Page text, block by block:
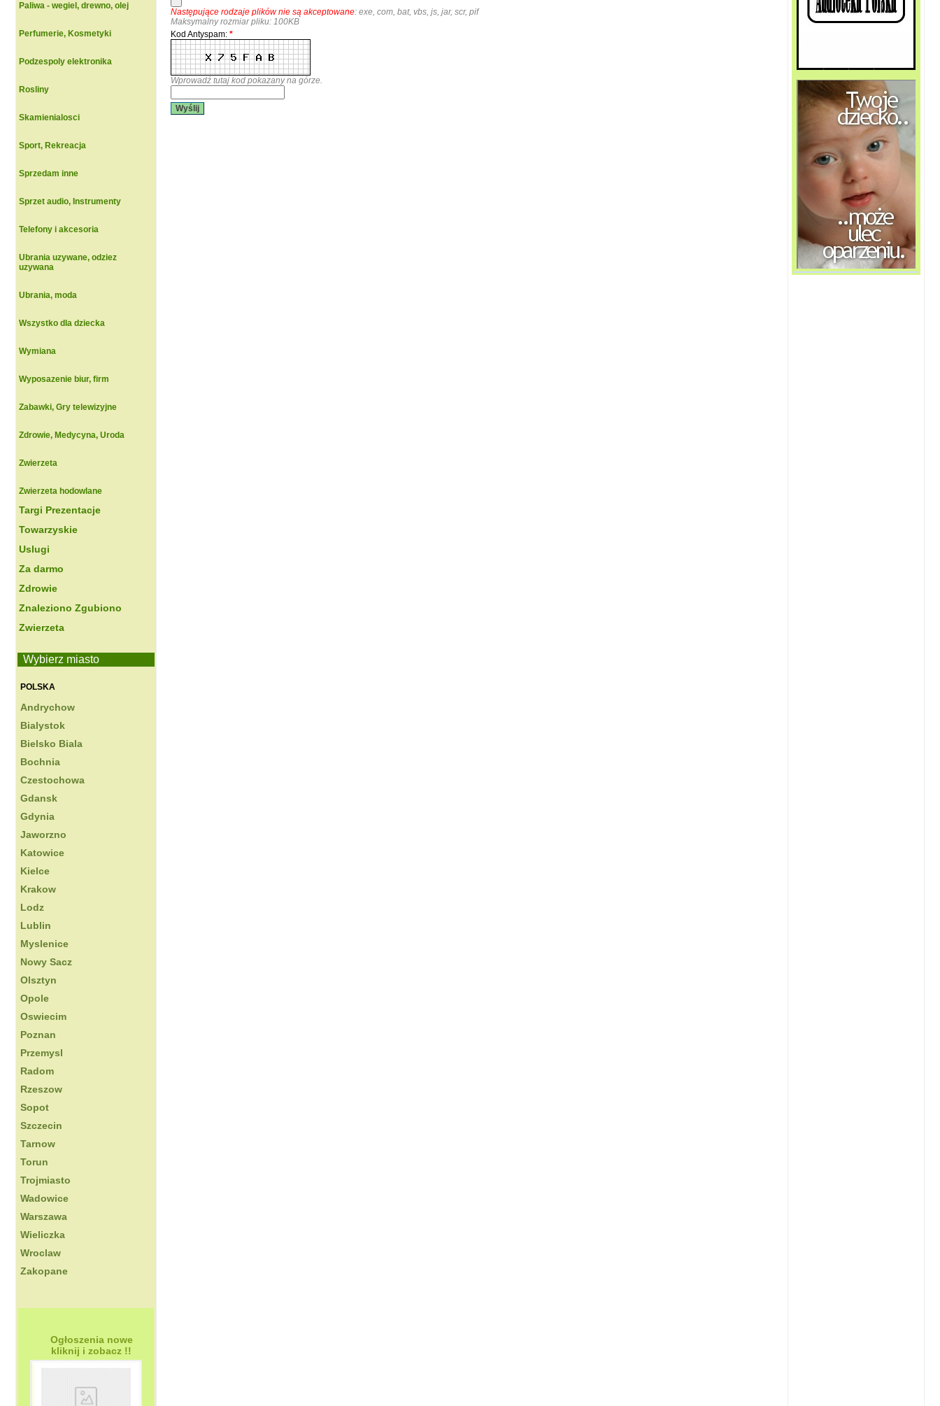
Paliwa - wegiel, drewno, olej
Perfumerie, Kosmetyki
Podzespoly elektronika
Rosliny
Skamienialosci
Sport, Rekreacja
Sprzedam inne
Sprzet audio, Instrumenty
Telefony i akcesoria
Ubrania uzywane, odziez
uzywana
Ubrania, moda
Wszystko dla dziecka
Wymiana
Wyposazenie biur, firm
Zabawki, Gry telewizyjne
Zdrowie, Medycyna, Uroda
Zwierzeta
Zwierzeta hodowlane
Targi Prezentacje
Towarzyskie
Uslugi
Za darmo
Zdrowie
Znaleziono Zgubiono
Zwierzeta
Wybierz miasto
POLSKA
Andrychow
Bialystok
Bielsko Biala
Bochnia
Czestochowa
Gdansk
Gdynia
Jaworzno
Katowice
Kielce
Krakow
Lodz
Lublin
Myslenice
Nowy Sacz
Olsztyn
Opole
Oswiecim
Poznan
Przemysl
Radom
Rzeszow
Sopot
Szczecin
Tarnow
Torun
Trojmiasto
Wadowice
Warszawa
Wieliczka
Wroclaw
Zakopane
Ogłoszenia nowe
kliknij i zobacz !!
Następujące rodzaje plików nie są akceptowane: exe, com, bat, vbs, js, jar, scr, pif
Maksymalny rozmiar pliku: 100KB
Kod Antyspam: *
Wprowadź tutaj kod pokazany na górze.
Wyślij